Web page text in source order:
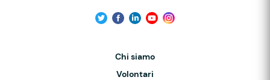
Chi siamo
Volontari